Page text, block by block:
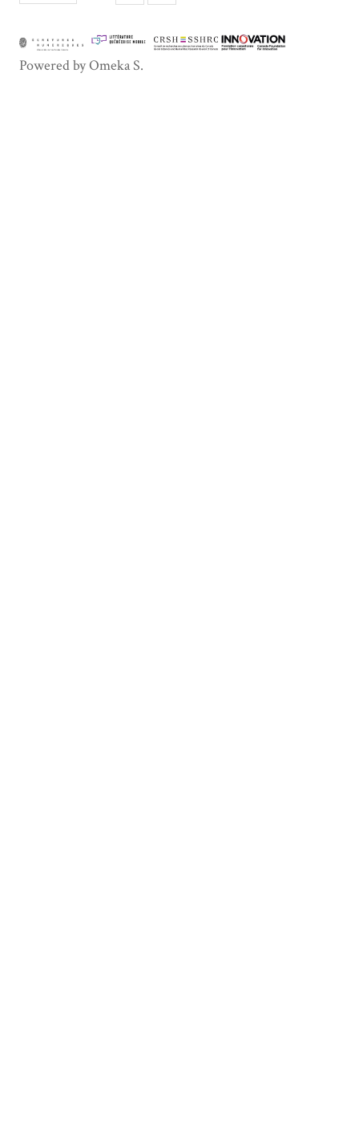
Powered by Omeka S.